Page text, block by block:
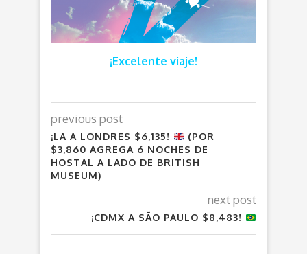
¡Excelente viaje!
previous post
¡LA A LONDRES $6,135!
(POR
$3,860 AGREGA 6 NOCHES DE
HOSTAL A LADO DE BRITISH
MUSEUM)
next post
¡CDMX A SÃO PAULO $8,483!